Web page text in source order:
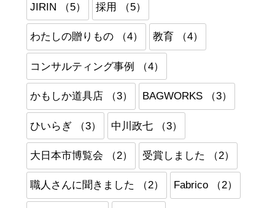
JIRIN （5） 採用 （5）
わたしの贈りもの （4） 教育 （4）
コンサルティング事例 （4）
かもしか道具店 （3） BAGWORKS （3）
ひいらぎ （3） 中川政七 （3）
大日本市博覧会 （2） 受賞しました （2）
職人さんに聞きました （2） Fabrico （2）